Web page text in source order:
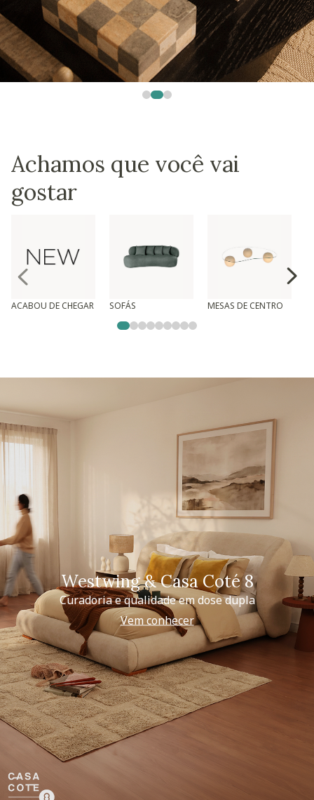
Achamos que você vai
gostar
ACABOU DE CHEGAR SOFÁS MESAS DE CENTRO
Westwing & Casa Coté 8
Curadoria e qualidade em dose dupla
Vem conhecer